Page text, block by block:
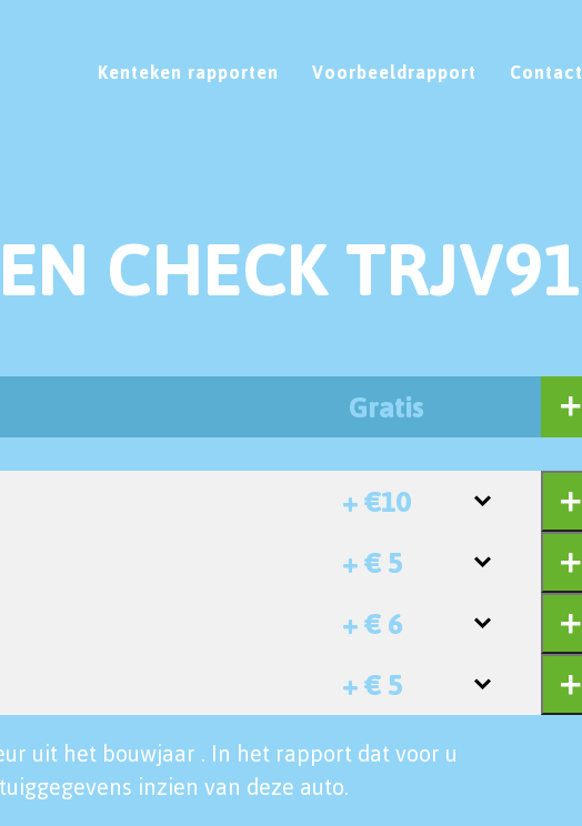
Kenteken rapporten Voorbeeldrapport Contact
CHECK TRJV91
Gratis
+ €10
+ € 5
+ € 6
+ € 5
uit het bouwjaar . In het rapport dat voor u
inzien van deze auto.